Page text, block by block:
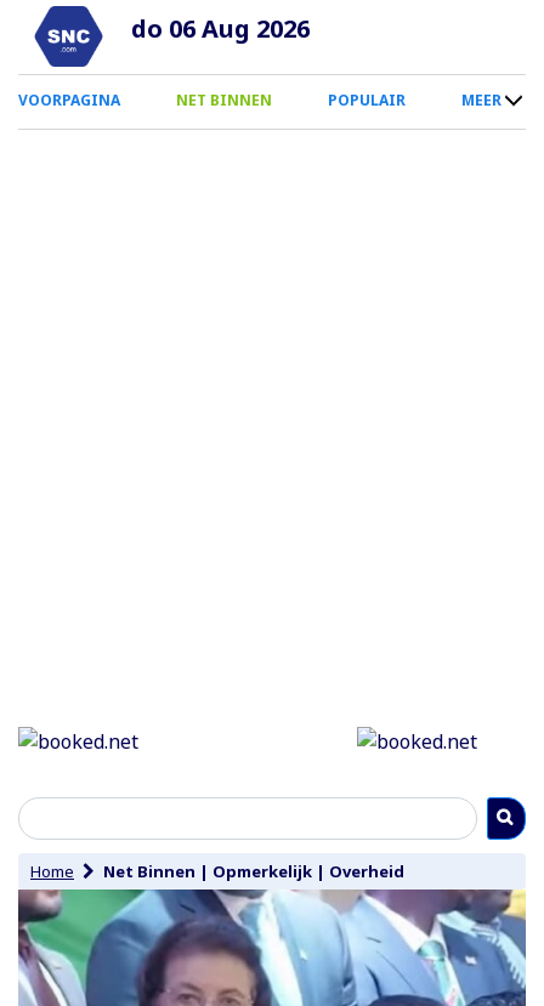
Overslaan
naar
inhoud
do 06 Aug 2026
0
Smartphone
VOORPAGINA NET BINNEN POPULAIR MEER
Home Net Binnen | Opmerkelijk | Overheid